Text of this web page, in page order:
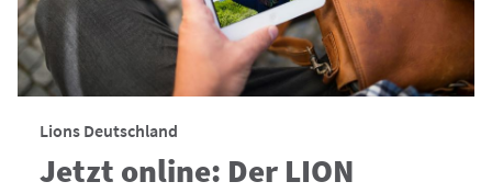
Lions Deutschland
Jetzt online: Der LION